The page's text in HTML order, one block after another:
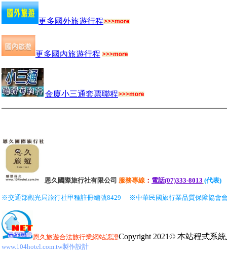
更多國外旅遊行程
更多國內旅遊行程
金廈小三通套票聯程
恩久國際旅行社有限公司 服務專線 ： 電話(07)333-8013 (代表)
※交通部觀光局旅行社甲種註冊編號8429 ※中華民國旅行業品質保障協會
恩久旅遊合法旅行業網站認證Copyright 2021© 本站程式系
www.104hotel.com.tw製作設計